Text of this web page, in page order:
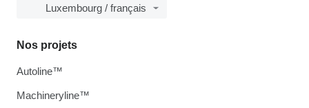
Luxembourg / français
Nos projets
Autoline™
Machineryline™